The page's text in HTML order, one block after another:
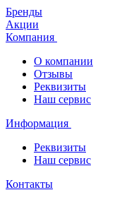
Бренды
Акции
Компания
О компании
Отзывы
Реквизиты
Наш сервис
Информация
Реквизиты
Наш сервис
Контакты